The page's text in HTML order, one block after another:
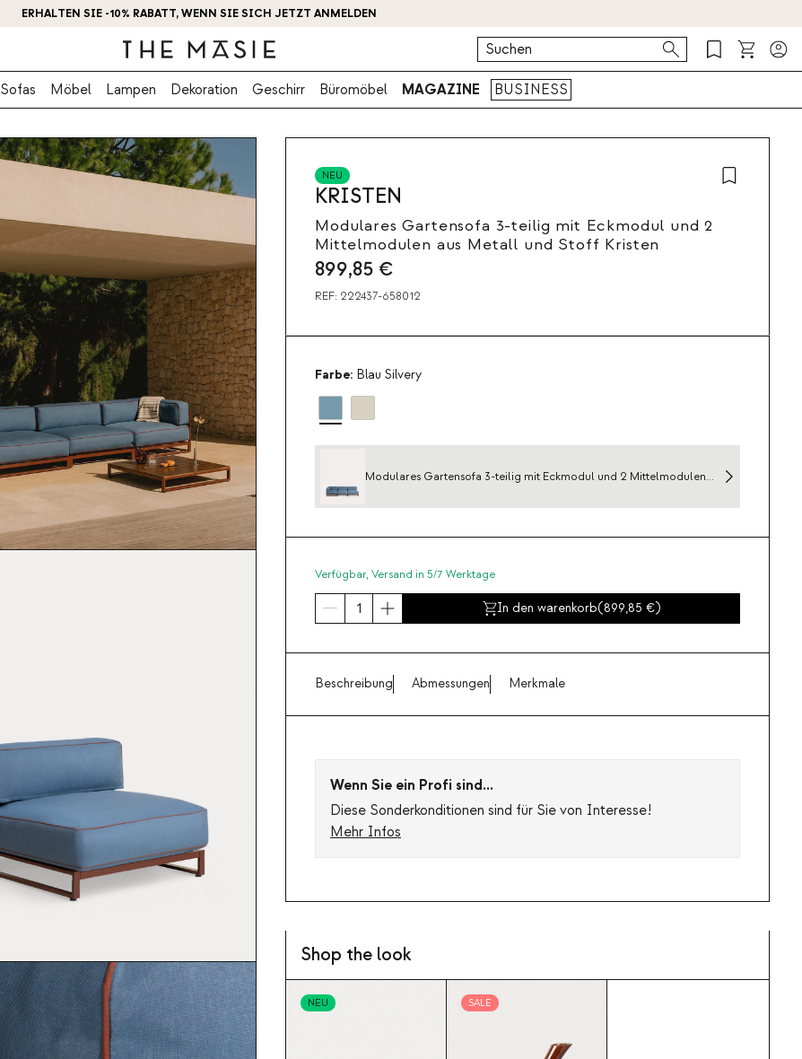
ERHALTEN SIE -10% RABATT, WENN SIE SICH JETZT ANMELDEN
Sofas Möbel Lampen Dekoration Geschirr Büromöbel MAGAZINE BUSINESS
NEU
KRISTEN
Modulares Gartensofa 3-teilig mit Eckmodul und 2
Mittelmodulen aus Metall und Stoff Kristen
899,85 €
REF: 222437-658012
Farbe: Blau Silvery
Modulares Gartensofa 3-teilig mit Eckmodul und 2 Mittelmodulen
Verfügbar, Versand in 5/7 Werktage
In den warenkorb(899,85 )
Beschreibung Abmessungen Merkmale
Wenn Sie ein Profi sind...
Diese Sonderkonditionen sind für Sie von Interesse!
Mehr Infos
Shop the look
NEU SALE